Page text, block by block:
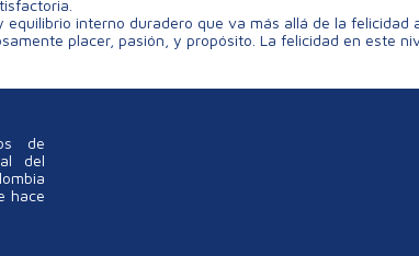
interno duradero que va más allá de la
placer, pasión, y propósito. La felicidad en este
de
del
hace